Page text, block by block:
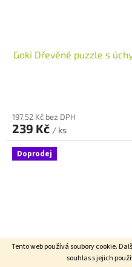
Tento web používá soubory cookie.
souhlas s jejich
Goki Dřevěné puzzle s
197,52 Kč bez DPH
239 Kč / ks
Doprodej